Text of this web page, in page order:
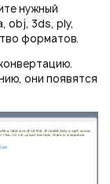
нужный
obj, 3ds, ply,
форматов.
они появятся